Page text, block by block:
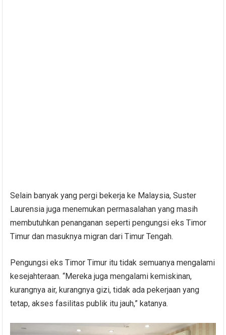
Selain banyak yang pergi bekerja ke Malaysia, Suster
Laurensia juga menemukan permasalahan yang masih
membutuhkan penanganan seperti pengungsi eks Timor
Timur dan masuknya migran dari Timur Tengah.
Pengungsi eks Timor Timur itu tidak semuanya mengalami
kesejahteraan. “Mereka juga mengalami kemiskinan,
kurangnya air, kurangnya gizi, tidak ada pekerjaan yang
tetap, akses fasilitas publik itu jauh,” katanya.